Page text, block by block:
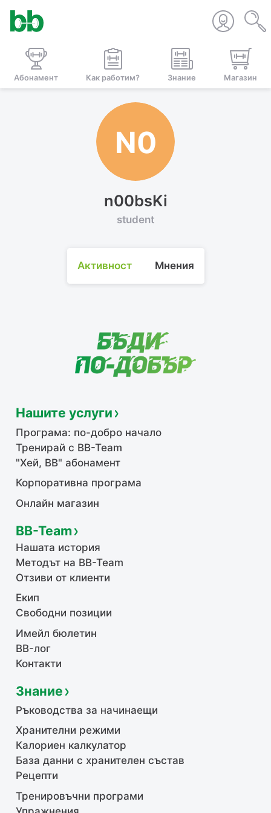
Абонамент Как работим? Знание Магазин
N0
n00bsKi
student
Активност Мнения
Нашите услуги
Програма: по-добро начало
Тренирай с BB-Team
"Хей, ВВ" абонамент
Корпоративна програма
Онлайн магазин
BB-Team
Нашата история
Методът на BB-Team
Отзиви от клиенти
Екип
Свободни позиции
Имейл бюлетин
BB-лог
Контакти
Знание
Ръководства за начинаещи
Хранителни режими
Калориен калкулатор
База данни с хранителен състав
Рецепти
Тренировъчни програми